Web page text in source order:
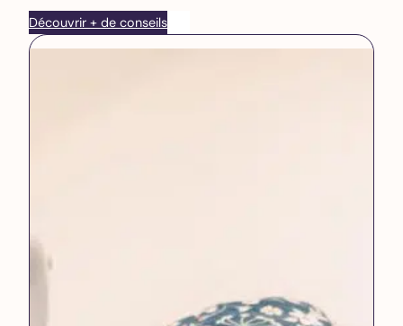
Découvrir + de conseils